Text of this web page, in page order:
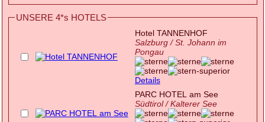
UNSERE 4*s HOTELS
Hotel TANNENHOF
Salzburg / St. Johann im
Pongau
Details
PARC HOTEL am See
Südtirol / Kalterer See